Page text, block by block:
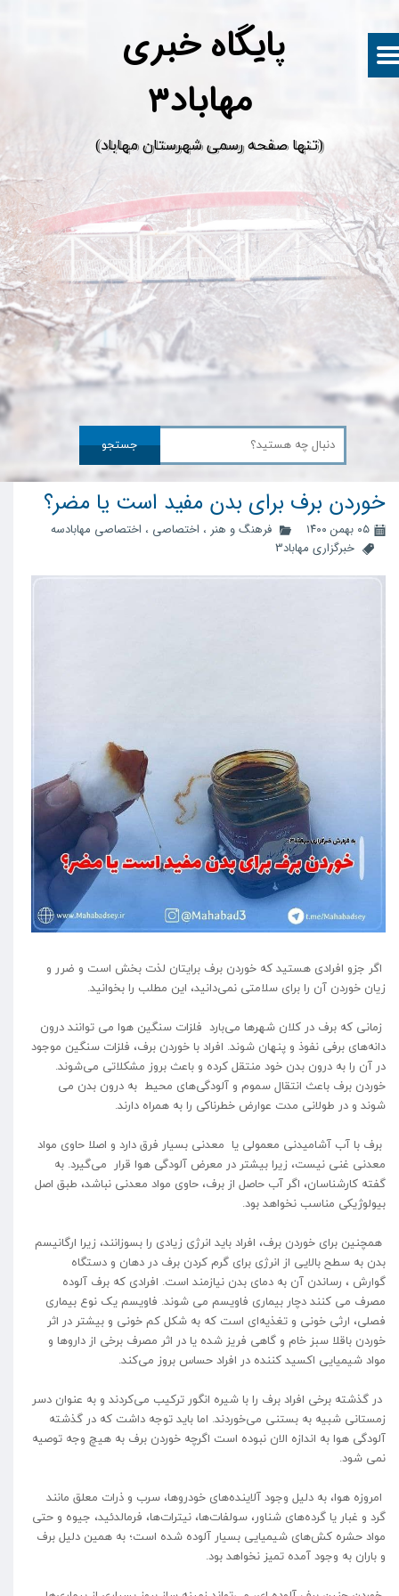
پایگاه خبری
​(تنها صفحه رسمی شهرستان مهاباد)
جستجو
خوردن برف برای بدن مفید است یا مضر؟
۰۵ بهمن ۱۴۰۰ فرهنگ و هنر ، اختصاصی ، اختصاصی مهابادسه
خبرگزاری مهاباد3
اگر جزو افرادی هستید که خوردن برف برایتان لذت بخش است و ضرر و
زیان خوردن آن را برای سلامتی نمی‌دانید، این مطلب را بخوانید.
زمانی که برف در کلان شهر‌ها می‌بارد فلزات سنگین هوا می توانند درون
دانه‌های برفی نفوذ و پنهان شوند. افراد با خوردن برف، فلزات سنگین موجود
در آن را به درون بدن خود منتقل کرده و باعث بروز مشکلاتی می‌شوند.
خوردن برف باعث انتقال سموم و آلودگی‌های محیط به درون بدن می
شوند و در طولانی مدت عوارض خطرناکی را به همراه دارند.
برف با آب آشامیدنی معمولی یا معدنی بسیار فرق دارد و اصلا حاوی مواد
معدنی غنی نیست، زیرا بیشتر در معرض آلودگی هوا قرار می‌گیرد. به
گفته کارشناسان، اگر آب حاصل از برف، حاوی مواد معدنی نباشد، طبق اصل
بیولوژیکی مناسب نخواهد بود.
همچنین برای خوردن برف، افراد باید انرژی زیادی را بسوزانند، زیرا ارگانیسم
بدن به سطح بالایی از انرژی برای گرم کردن برف در دهان و دستگاه
گوارش ، رساندن آن به دمای بدن نیازمند است. افرادی که برف آلوده
مصرف می کنند دچار بیماری فاویسم می شوند. فاویسم یک نوع بیماری
فصلی، ارثی خونی و تغذیه‌ای است که به شکل کم خونی و بیشتر در اثر
خوردن باقلا سبز خام و گاهی فریز شده یا در اثر مصرف برخی از دارو‌ها و
مواد شیمیایی اکسید کننده در افراد حساس بروز می‌کند.
در گذشته برخی افراد برف را با شیره انگور ترکیب می‌کردند و به عنوان دسر
زمستانی شبیه به بستنی می‌خوردند. اما باید توجه داشت که در گذشته
آلودگی هوا به اندازه الان نبوده است اگرچه خوردن برف به هیچ وجه توصیه
نمی شود.
امروزه هوا، به دلیل وجود آلاینده‌های خودروها، سرب و ذرات معلق مانند
گرد و غبار یا گرده‌های شناور، سولفات‌ها، نیترات‌ها، فرمالدئید، جیوه و حتی
مواد حشره کش‌های شیمیایی بسیار آلوده شده است؛ به همین دلیل برف
و باران به وجود آمده تمیز نخواهد بود.